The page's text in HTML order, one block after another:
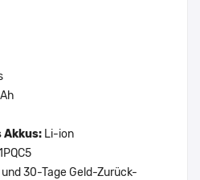
Akkus: Li-ion
30-Tage Geld-Zurück-